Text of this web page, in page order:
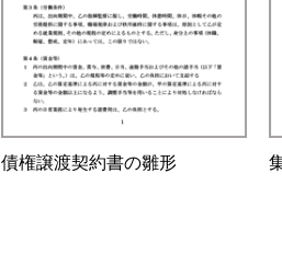
債権譲渡契約書の雛形